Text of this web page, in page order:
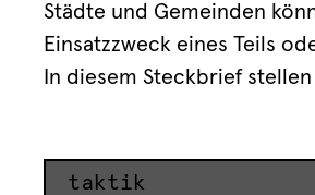
Städte und Gemeinden
Einsatzzweck eines Teils
In diesem Steckbrief
taktik